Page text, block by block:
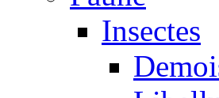
Insectes